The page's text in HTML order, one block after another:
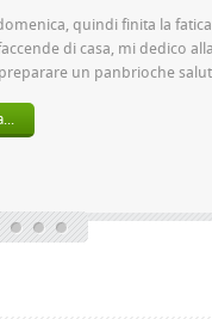
pasta